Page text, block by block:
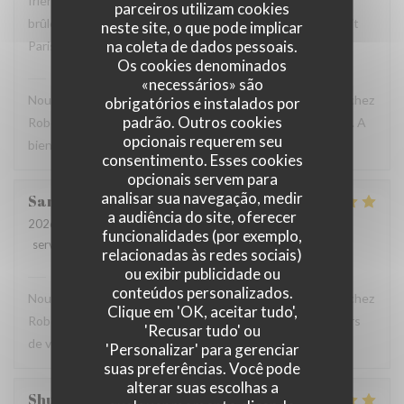
parceiros utilizam cookies
neste site, o que pode implicar
na coleta de dados pessoais.
Os cookies denominados
«necessários» são
obrigatórios e instalados por
padrão. Outros cookies
opcionais requerem seu
consentimento. Esses cookies
opcionais servem para
analisar sua navegação, medir
a audiência do site, oferecer
funcionalidades (por exemplo,
relacionadas às redes sociais)
ou exibir publicidade ou
conteúdos personalizados.
Clique em 'OK, aceitar tudo',
'Recusar tudo' ou
'Personalizar' para gerenciar
suas preferências. Você pode
alterar suas escolhas a
brûlée. We will definitely return here the next time we visit
Paris.
Robert et Louisehas responded to the review
Nous sommes ravis que vous ayez passé un bon moment chez
Robert et Louise, Et vous remercions pour votre message. A
bientôt ?
Sam
2026-07-17
- 17:45 - guests 2
service
ambience: 5/5 menu : 5/5 quality_price
Robert et Louisehas responded to the review
Nous sommes ravis que vous ayez passé un bon moment chez
Robert et Louise, que nous serons heureux de rééditer lors
de votre prochain passage.
Shunkuei